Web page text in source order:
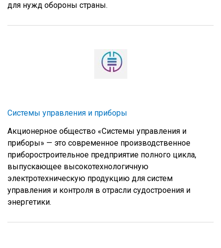
для нужд обороны страны.
Системы управления и приборы
Акционерное общество «Системы управления и
приборы» — это современное производственное
приборостроительное предприятие полного цикла,
выпускающее высокотехнологичную
электротехническую продукцию для систем
управления и контроля в отрасли судостроения и
энергетики.